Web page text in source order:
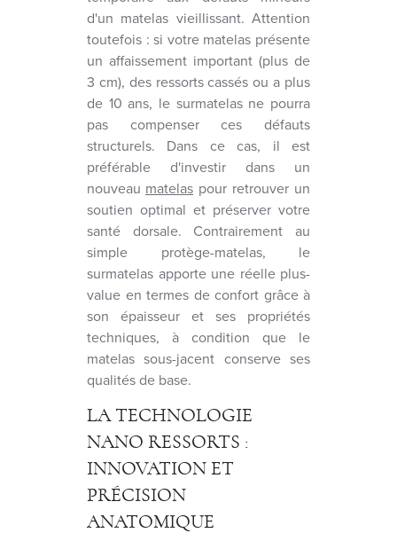
d'un matelas vieillissant. Attention
toutefois : si votre matelas présente
un affaissement important (plus de
3 cm), des ressorts cassés ou a plus
de 10 ans, le surmatelas ne pourra
pas compenser ces défauts
structurels. Dans ce cas, il est
préférable d'investir dans un
nouveau matelas pour retrouver un
soutien optimal et préserver votre
santé dorsale. Contrairement au
simple protège-matelas, le
surmatelas apporte une réelle plus-
value en termes de confort grâce à
son épaisseur et ses propriétés
techniques, à condition que le
matelas sous-jacent conserve ses
qualités de base.
LA TECHNOLOGIE
NANO RESSORTS :
INNOVATION ET
PRÉCISION
ANATOMIQUE